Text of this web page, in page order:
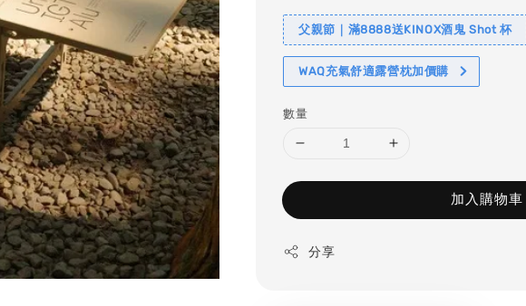
父親節｜滿8888送KINOX酒鬼 Shot 杯
WAQ充氣舒適露營枕加價購
數量
加入購物車
分享